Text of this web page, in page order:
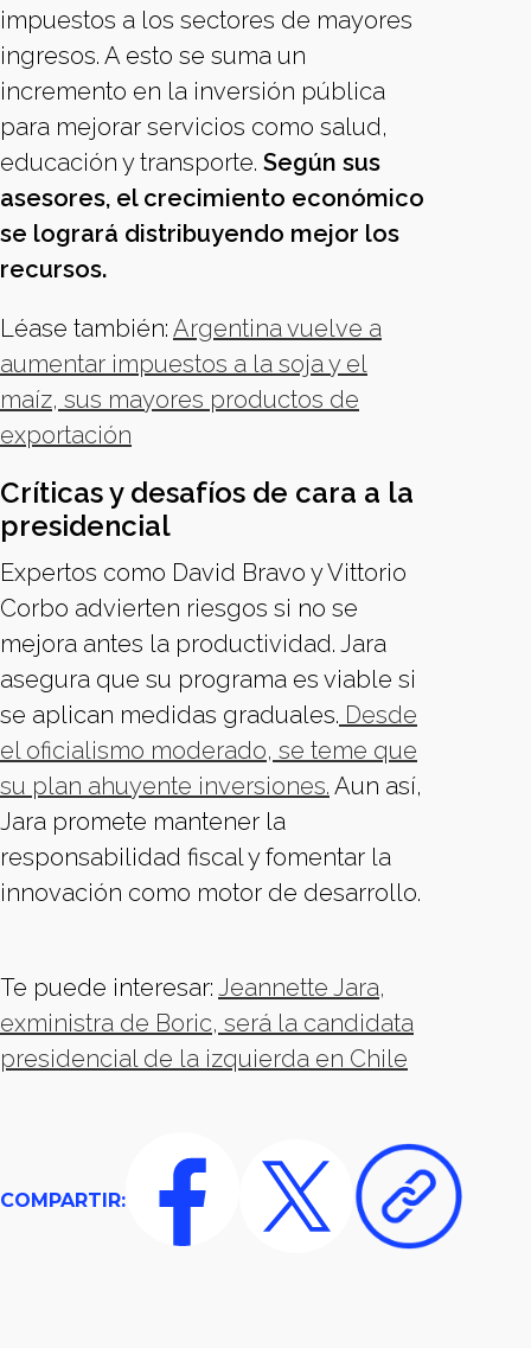
impuestos a los sectores de mayores
ingresos. A esto se suma un
incremento en la inversión pública
para mejorar servicios como salud,
educación y transporte. Según sus
asesores, el crecimiento económico
se logrará distribuyendo mejor los
recursos.
Léase también: Argentina vuelve a
aumentar impuestos a la soja y el
maíz, sus mayores productos de
exportación
Críticas y desafíos de cara a la
presidencial
Expertos como David Bravo y Vittorio
Corbo advierten riesgos si no se
mejora antes la productividad. Jara
asegura que su programa es viable si
se aplican medidas graduales. Desde
el oficialismo moderado, se teme que
su plan ahuyente inversiones. Aun así,
Jara promete mantener la
responsabilidad fiscal y fomentar la
innovación como motor de desarrollo.
Te puede interesar: Jeannette Jara,
exministra de Boric, será la candidata
presidencial de la izquierda en Chile
COMPARTIR: